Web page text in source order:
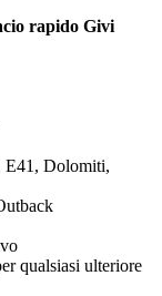
rapido Givi
E41, Dolomiti,
qualsiasi ulteriore